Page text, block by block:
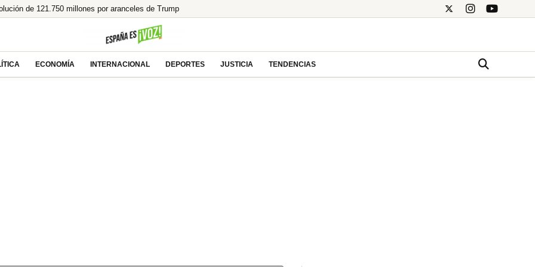
de 121.750 millones por aranceles de Trump
a la izquierda y se prepara para gobernar
gafas homologadas te puede dejar ciego
legado en llamas!
ECONOMÍA INTERNACIONAL DEPORTES JUSTICIA TENDENCIAS